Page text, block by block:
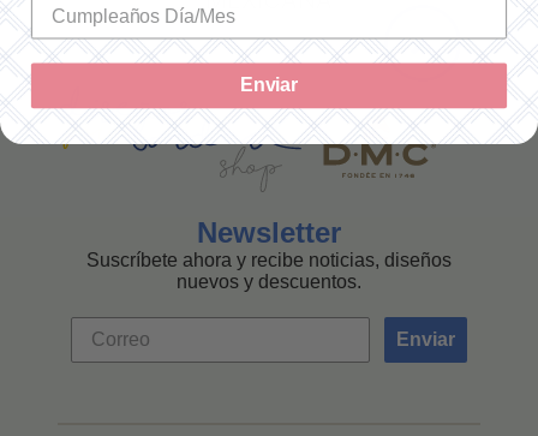
Newsletter
Suscríbete ahora y recibe noticias, diseños
nuevos y descuentos.
Enviar
Enviar